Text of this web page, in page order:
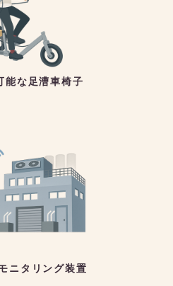
能な足漕車椅子
ニタリング装置